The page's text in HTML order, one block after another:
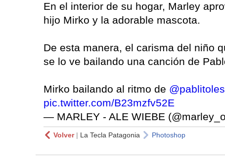
En el interior de su hogar, Marley
hijo Mirko y la adorable mascota.
De esta manera, el carisma del niño
se lo ve bailando una canción de
Mirko bailando al ritmo de
pic.twitter.com/B23mzfv52E
— MARLEY - ALE WIEBE
Volver| La Tecla Patagonia Photoshop